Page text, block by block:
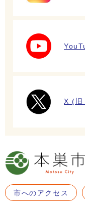
X (旧
市へのアクセス